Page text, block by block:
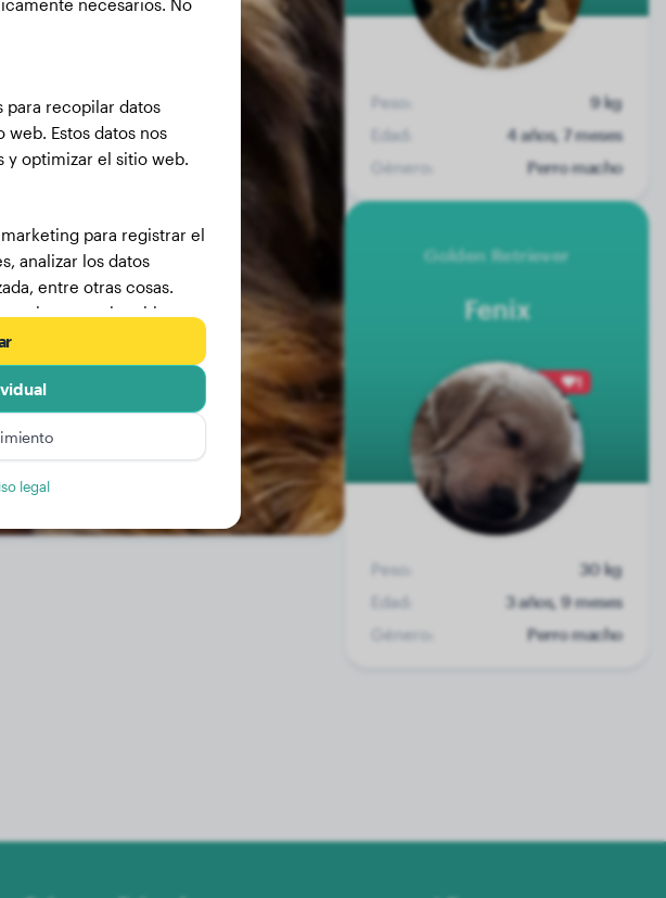
Peso:
9 kg
Edad:
4 años, 7 meses
Género:
Perro macho
Golden Retriever
Fenix
1
Peso:
30 kg
Edad:
3 años, 9 meses
Género:
Perro macho
necesarios. No
para recopilar datos
Estos datos nos
y optimizar el sitio web.
para registrar el
analizar los datos
entre otras cosas.
en varios sitios
publicitarios.
privacidad
legal